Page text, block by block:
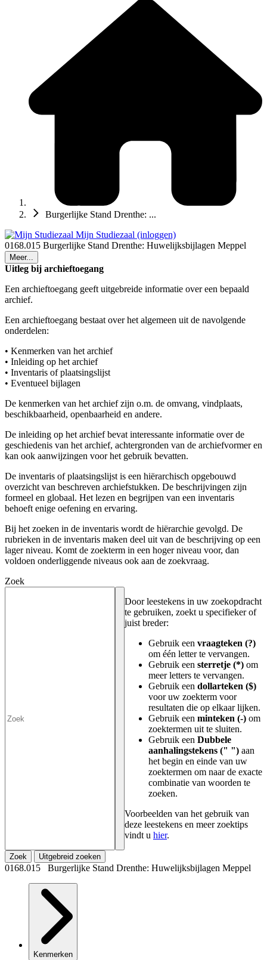
Burgerlijke Stand Drenthe: ...
Mijn Studiezaal (inloggen)
0168.015 Burgerlijke Stand Drenthe: Huwelijksbijlagen Meppel
Meer...
Uitleg bij archieftoegang
Een archieftoegang geeft uitgebreide informatie over een bepaald
archief.
Een archieftoegang bestaat over het algemeen uit de navolgende
onderdelen:
• Kenmerken van het archief
• Inleiding op het archief
• Inventaris of plaatsingslijst
• Eventueel bijlagen
De kenmerken van het archief zijn o.m. de omvang, vindplaats,
beschikbaarheid, openbaarheid en andere.
De inleiding op het archief bevat interessante informatie over de
geschiedenis van het archief, achtergronden van de archiefvormer en
kan ook aanwijzingen voor het gebruik bevatten.
De inventaris of plaatsingslijst is een hiërarchisch opgebouwd
overzicht van beschreven archiefstukken. De beschrijvingen zijn
formeel en globaal. Het lezen en begrijpen van een inventaris
behoeft enige oefening en ervaring.
Bij het zoeken in de inventaris wordt de hiërarchie gevolgd. De
rubrieken in de inventaris maken deel uit van de beschrijving op een
lager niveau. Komt de zoekterm in een hoger niveau voor, dan
voldoen onderliggende niveaus ook aan de zoekvraag.
Zoek
Door leestekens in uw zoekopdracht
te gebruiken, zoekt u specifieker of
juist breder:
Gebruik een vraagteken (?)
om één letter te vervangen.
Gebruik een sterretje (*) om
meer letters te vervangen.
Gebruik een dollarteken ($)
voor uw zoekterm voor
resultaten die op elkaar lijken.
Gebruik een minteken (-) om
zoektermen uit te sluiten.
Gebruik een Dubbele
aanhalingstekens (" ") aan
het begin en einde van uw
zoektermen om naar de exacte
combinatie van woorden te
zoeken.
Voorbeelden van het gebruik van
deze leestekens en meer zoektips
vindt u hier.
Zoek Uitgebreid zoeken
0168.015 Burgerlijke Stand Drenthe: Huwelijksbijlagen Meppel
Kenmerken